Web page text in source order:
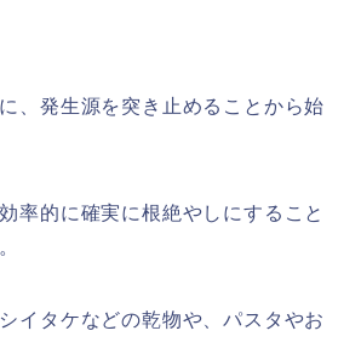
、発生源を突き止めることから始
率的に確実に根絶やしにすること
イタケなどの乾物や、パスタやお